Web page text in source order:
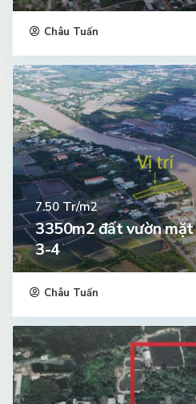
Châu Tuấn
7.50Tr/m2
3350m2 đất vườn
3-4
Châu Tuấn